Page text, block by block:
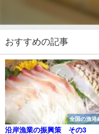
おすすめの記事
全国の漁港
沿岸漁業の振興策 その3